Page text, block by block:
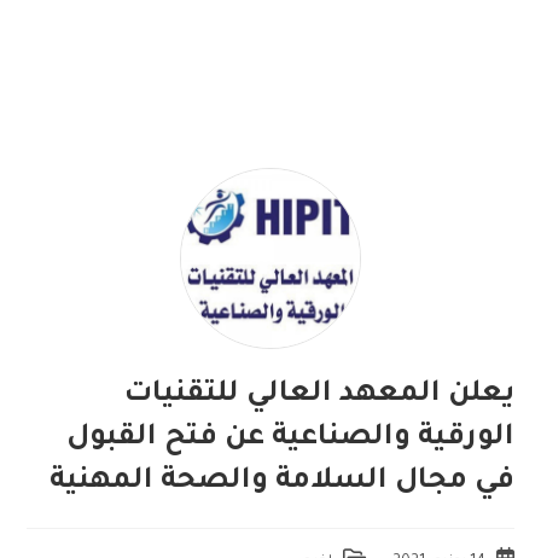
يعلن المعهد العالي للتقنيات
الورقية والصناعية عن فتح القبول
في مجال السلامة والصحة المهنية